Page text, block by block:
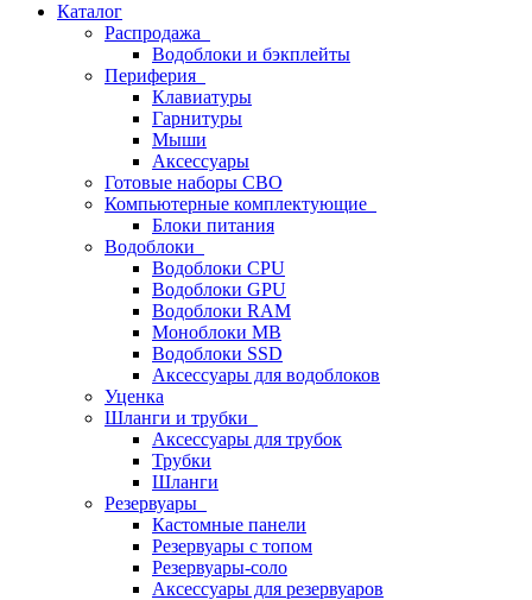
Каталог
Распродажа
Водоблоки и бэкплейты
Периферия
Клавиатуры
Гарнитуры
Мыши
Аксессуары
Готовые наборы СВО
Компьютерные комплектующие
Блоки питания
Водоблоки
Водоблоки CPU
Водоблоки GPU
Водоблоки RAM
Моноблоки MB
Водоблоки SSD
Аксессуары для водоблоков
Уценка
Шланги и трубки
Аксессуары для трубок
Трубки
Шланги
Резервуары
Кастомные панели
Резервуары с топом
Резервуары-соло
Аксессуары для резервуаров